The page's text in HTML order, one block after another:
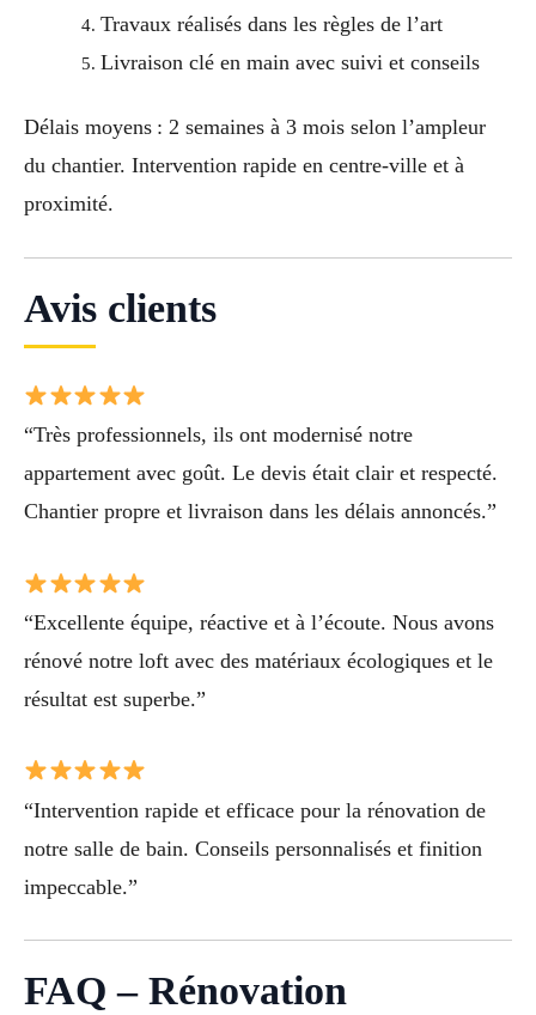
Travaux réalisés dans les règles de l’art
Livraison clé en main avec suivi et conseils
Délais moyens : 2 semaines à 3 mois selon l’ampleur
du chantier. Intervention rapide en centre-ville et à
proximité.
Avis clients
“Très professionnels, ils ont modernisé notre
appartement avec goût. Le devis était clair et respecté.
Chantier propre et livraison dans les délais annoncés.”
“Excellente équipe, réactive et à l’écoute. Nous avons
rénové notre loft avec des matériaux écologiques et le
résultat est superbe.”
“Intervention rapide et efficace pour la rénovation de
notre salle de bain. Conseils personnalisés et finition
impeccable.”
FAQ – Rénovation